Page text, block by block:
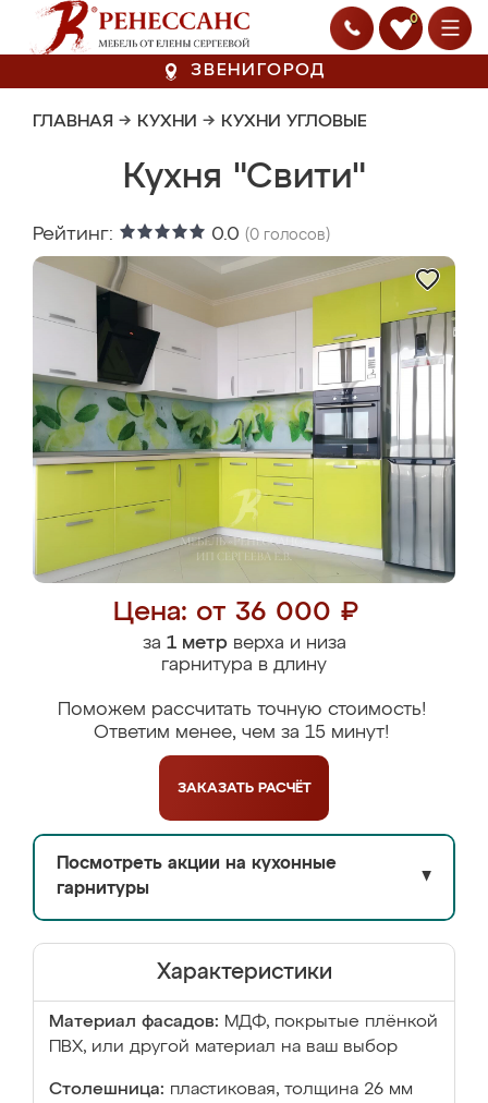
0
ЗВЕНИГОРОД
ГЛАВНАЯ → КУХНИ → КУХНИ УГЛОВЫЕ
Кухня "Свити"
Рейтинг: 0.0 (0 голосов)
Цена: от 36 000 ₽
за 1 метрверха и низа
гарнитура в длину
Поможем рассчитать точную стоимость!
Ответим менее, чем за 15 минут!
ЗАКАЗАТЬ РАСЧЁТ
Посмотреть акции на кухонные
гарнитуры
▼
Характеристики
Материал фасадов: МДФ, покрытые плёнкой
ПВХ, или другой материал на ваш выбор
Столешница: пластиковая, толщина 26 мм